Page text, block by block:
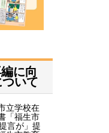
に向
いて
立学校在
「福生市
言が」提